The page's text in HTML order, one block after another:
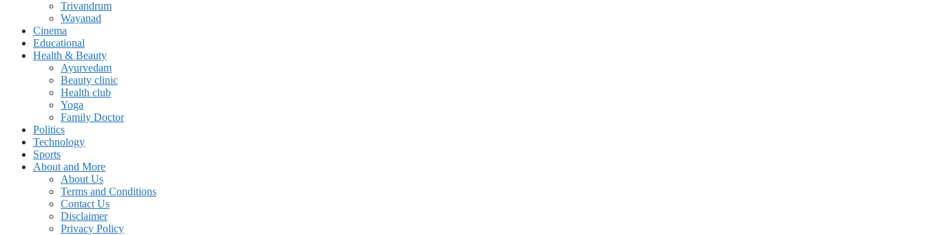
Trivandrum
Wayanad
Cinema
Educational
Health & Beauty
Ayurvedam
Beauty clinic
Health club
Yoga
Family Doctor
Politics
Technology
Sports
About and More
About Us
Terms and Conditions
Contact Us
Disclaimer
Privacy Policy